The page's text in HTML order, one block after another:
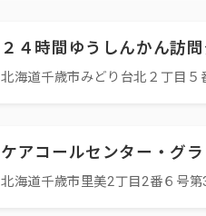
２４時間ゆうしんかん訪
北海道千歳市みどり台北２丁目５
ケアコールセンター・グ
北海道千歳市里美2丁目2番６号